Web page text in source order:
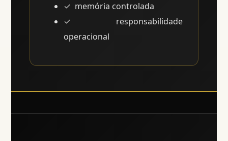
memória controlada
responsabilidade
operacional